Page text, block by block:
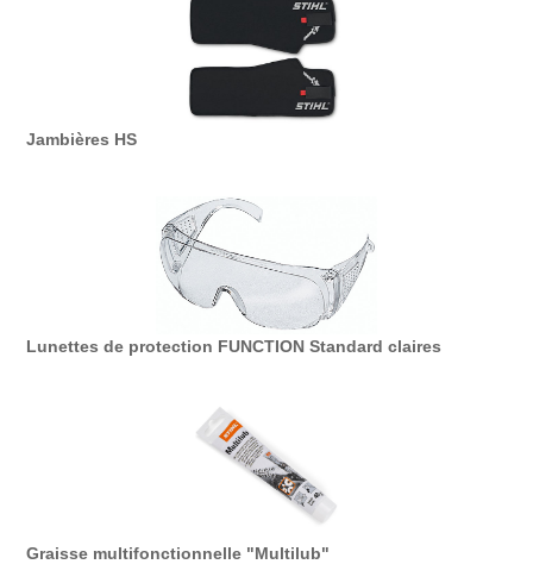
Jambières HS
Lunettes de protection FUNCTION Standard claires
Graisse multifonctionnelle "Multilub"